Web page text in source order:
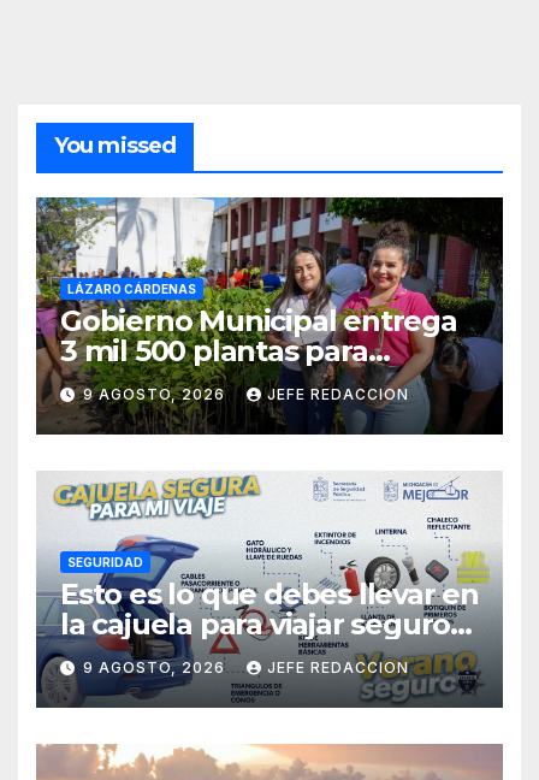
You missed
LÁZARO CÁRDENAS
Gobierno Municipal entrega
3 mil 500 plantas para
sumarse a la Jornada
Nacional de Reforestación
9 AGOSTO, 2026 JEFE REDACCION
SEGURIDAD
Esto es lo que debes llevar en
la cajuela para viajar seguro
por carretera
9 AGOSTO, 2026 JEFE REDACCION